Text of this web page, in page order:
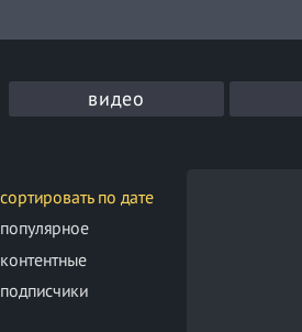
видео
сортировать по дате
популярное
контентные
подписчики